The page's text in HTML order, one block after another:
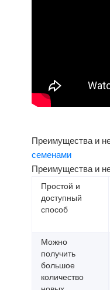
Преимущества и
семенами
Преимущества и
Простой и
доступный
способ
Можно
получить
большое
количество